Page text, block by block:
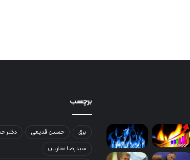
برچسب
برق حسین قدیمی
دکتر
سیدرضا غفاریان